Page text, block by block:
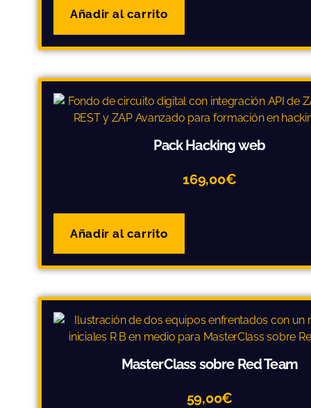
Añadir al carrito
Pack Hacking web
169,00€
Añadir al carrito
MasterClass sobre Red Team
59,00€